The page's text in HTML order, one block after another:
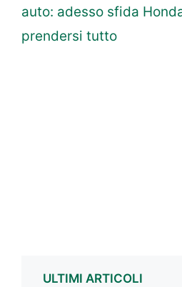
auto: adesso sfida
prendersi tutto
ULTIMI ARTICOLI